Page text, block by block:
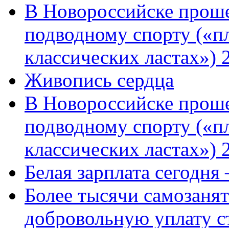
В Новороссийске
подводному спорту
классических
Живопись сердца
В Новороссийске
подводному спорту
классических ластах»)
Белая зарплата
Более тысячи
добровольную уплату